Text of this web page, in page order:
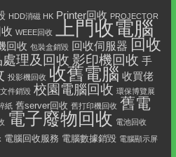
HDD消磁 HK Printer回收 PROJECTOR
WEEE回收 上門收電腦
回收 包裝盒銷毀 回收伺服器 回收
理及回收 影印機回收 手
投影機回收 收舊電腦 收買佬
文件銷毀 校園電腦回收 環保博覽展
紙 舊server回收 舊打印機回收 舊電
電子廢物回收 電池回收
電腦回收服務 電腦數據銷毀 電腦顯示屏